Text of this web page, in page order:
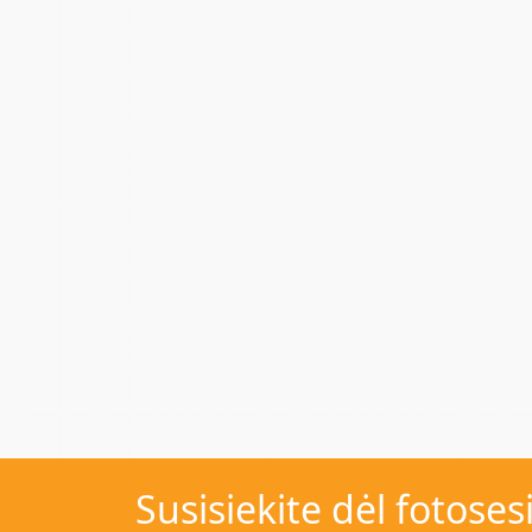
Susisiekite dėl